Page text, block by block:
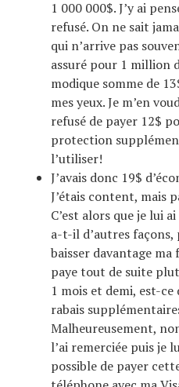
1 000 000$. J’y ai
refusé. On ne sait
qui n’arrive pas
assuré pour 1 million
modique somme de
mes yeux. Je m’en
refusé de payer 12$
protection
l’utiliser!
J’avais donc 19$
J’étais content, mais
C’est alors que je lui
a-t-il d’autres
baisser davantage ma
paye tout de suite
1 mois et demi, est-
rabais
Malheureusement,
l’ai remerciée puis je
possible de payer